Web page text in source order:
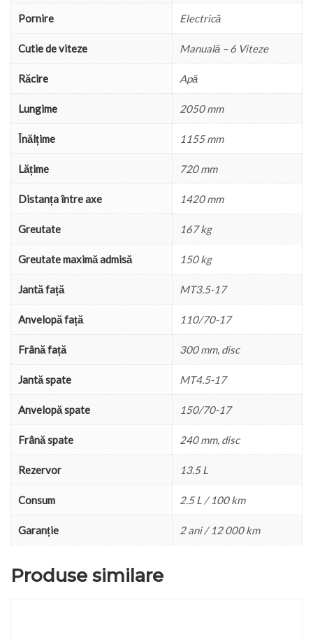
Pornire Electrică
Cutie de viteze Manuală – 6 Viteze
Răcire Apă
Lungime 2050 mm
Înălțime 1155 mm
Lățime 720 mm
Distanța între axe 1420 mm
Greutate 167 kg
Greutate maximă admisă 150 kg
Jantă față MT3.5-17
Anvelopă față 110/70-17
Frână față 300 mm, disc
Jantă spate MT4.5-17
Anvelopă spate 150/70-17
Frână spate 240 mm, disc
Rezervor 13.5 L
Consum 2.5 L / 100 km
Garanție 2 ani / 12 000 km
Produse similare